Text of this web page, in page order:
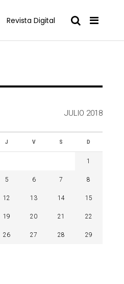
Revista Digital
JULIO 2018
J V S D
1
5 6 7 8
12 13 14 15
19 20 21 22
26 27 28 29